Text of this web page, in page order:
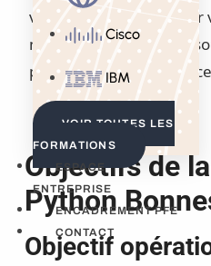
Cisco
IBM
VOIR TOUTES LES
FORMATIONS
ESPACE
ENTREPRISE
ENCADREMENT PFE
CONTACT
vous permet d’optimiser
maintenabilité et de
problématiques de
Objectifs de
Python
Objectif